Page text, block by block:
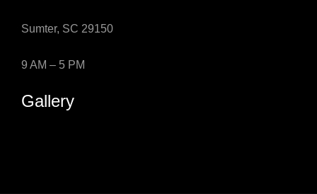
Sumter, SC 29150
9 AM – 5 PM
Gallery